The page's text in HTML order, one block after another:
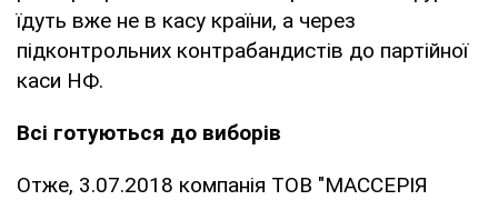
їдуть вже не в касу країни, а через
підконтрольних контрабандистів до партійної
каси НФ.
Всі готуються до виборів
Отже, 3.07.2018 компанія ТОВ "МАССЕРІЯ